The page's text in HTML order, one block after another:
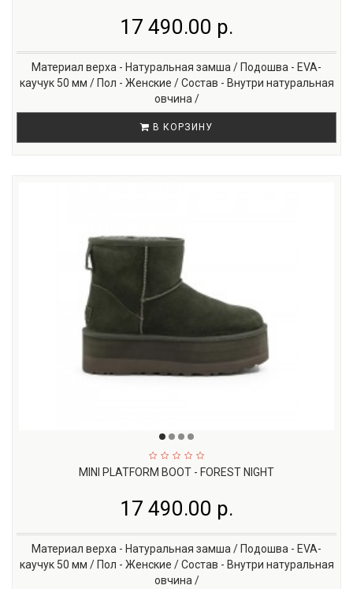
17 490.00 р.
Материал верха - Натуральная замша / Подошва - EVA-
каучук 50 мм / Пол - Женские / Состав - Внутри натуральная
овчина /
В КОРЗИНУ
MINI PLATFORM BOOT - FOREST NIGHT
17 490.00 р.
Материал верха - Натуральная замша / Подошва - EVA-
каучук 50 мм / Пол - Женские / Состав - Внутри натуральная
овчина /